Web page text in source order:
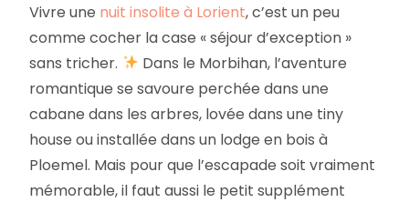
Vivre une nuit insolite à Lorient, c’est un peu
comme cocher la case « séjour d’exception »
sans tricher.
Dans le Morbihan, l’aventure
romantique se savoure perchée dans une
cabane dans les arbres, lovée dans une tiny
house ou installée dans un lodge en bois à
Ploemel. Mais pour que l’escapade soit vraiment
mémorable, il faut aussi le petit supplément